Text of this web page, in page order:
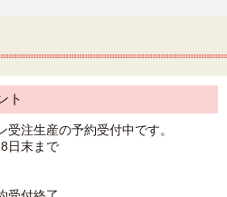
ト
注生産の予約受付中です。
日末まで